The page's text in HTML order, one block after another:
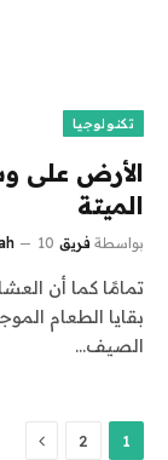
تكنولوجيا
الأرض على
الميتة
بواسطة فريق alwahah 10 مايو، 2024
تمامًا كما أن
بقايا الطعام
الصيف…
1
2 التالي